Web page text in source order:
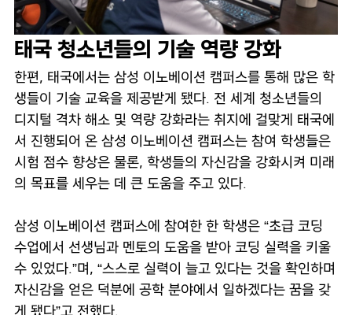
태국 청소년들의 기술 역량 강화
한편, 태국에서는 삼성 이노베이션 캠퍼스를 통해 많은 학
생들이 기술 교육을 제공받게 됐다. 전 세계 청소년들의
디지털 격차 해소 및 역량 강화라는 취지에 걸맞게 태국에
서 진행되어 온 삼성 이노베이션 캠퍼스는 참여 학생들은
시험 점수 향상은 물론, 학생들의 자신감을 강화시켜 미래
의 목표를 세우는 데 큰 도움을 주고 있다.
삼성 이노베이션 캠퍼스에 참여한 한 학생은 “초급 코딩
수업에서 선생님과 멘토의 도움을 받아 코딩 실력을 키울
수 있었다.”며, “스스로 실력이 늘고 있다는 것을 확인하며
자신감을 얻은 덕분에 공학 분야에서 일하겠다는 꿈을 갖
게 됐다”고 전했다.